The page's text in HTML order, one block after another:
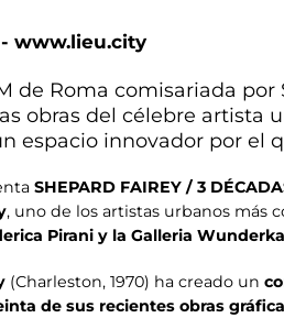
www.lieu.city
de Roma comisariada
obras del célebre artista
espacio innovador por el
SHEPARD FAIREY / 3
, uno de los artistas urbanos más
Pirani y la Galleria
(Charleston, 1970) ha creado un
de sus recientes obras